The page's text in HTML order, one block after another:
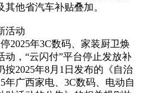
他省汽车补贴叠加。
活动
年3C数码、家装厨卫焕
动，“云闪付”平台停止发放补
2025年8月1日发布的《自治
年广西家电、3C数码、电动自